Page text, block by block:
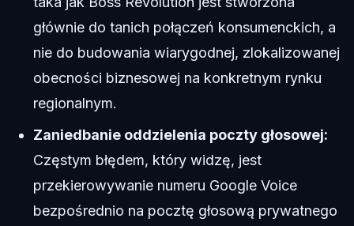
głównie do tanich połączeń konsumenckich, a
nie do budowania wiarygodnej, zlokalizowanej
obecności biznesowej na konkretnym rynku
regionalnym.
Zaniedbanie oddzielenia poczty głosowej:
Częstym błędem, który widzę, jest
przekierowywanie numeru Google Voice
bezpośrednio na pocztę głosową prywatnego